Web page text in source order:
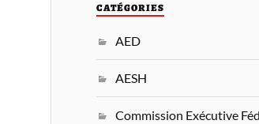
CATÉGORIES
AED
AESH
Commission Exécutive